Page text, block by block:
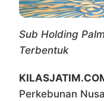
Sub Holding
Terbentuk
Perkebunan